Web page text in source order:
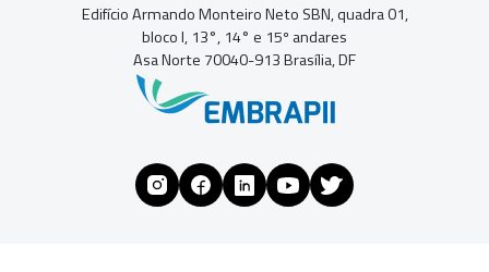
Edifício Armando Monteiro Neto SBN, quadra 01,
bloco I, 13°, 14° e 15º andares
Asa Norte 70040-913 Brasília, DF